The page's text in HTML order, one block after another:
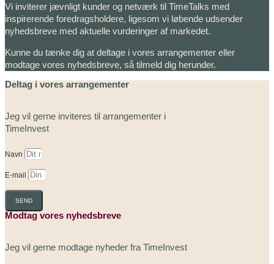
Vi inviterer jævnligt kunder og netværk til TimeTalks med
inspirerende foredragsholdere, ligesom vi løbende udsender
nyhedsbreve med aktuelle vurderinger af markedet.
Kunne du tænke dig at deltage i vores arrangementer eller
modtage vores nyhedsbreve, så tilmeld dig herunder.
Deltag i vores arrangementer
Jeg vil gerne inviteres til arrangementer i
TimeInvest
Navn
E-mail
SEND
Modtag vores nyhedsbreve
Jeg vil gerne modtage nyheder fra TimeInvest